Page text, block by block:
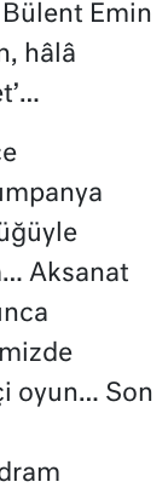
Bülent Emin
hâlâ
Aksanat
oyun… Son